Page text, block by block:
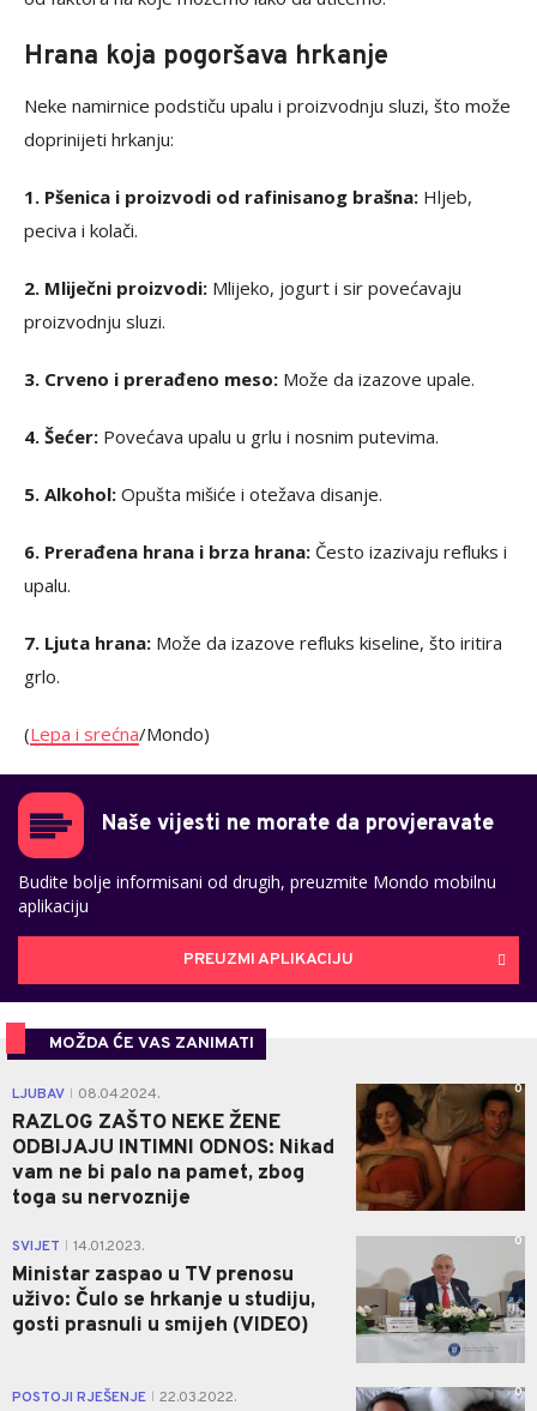
Hrana koja pogoršava hrkanje
Neke namirnice podstiču upalu i proizvodnju sluzi, što može
doprinijeti hrkanju:
1. Pšenica i proizvodi od rafinisanog brašna: Hljeb,
peciva i kolači.
2. Mliječni proizvodi: Mlijeko, jogurt i sir povećavaju
proizvodnju sluzi.
3. Crveno i prerađeno meso: Može da izazove upale.
4. Šećer: Povećava upalu u grlu i nosnim putevima.
5. Alkohol: Opušta mišiće i otežava disanje.
6. Prerađena hrana i brza hrana: Često izazivaju refluks i
upalu.
7. Ljuta hrana: Može da izazove refluks kiseline, što iritira
grlo.
(Lepa i srećna/Mondo)
Naše vijesti ne morate da provjeravate
Budite bolje informisani od drugih, preuzmite Mondo mobilnu
aplikaciju
PREUZMI APLIKACIJU
MOŽDA ĆE VAS ZANIMATI
LJUBAV 08.04.2024.
RAZLOG ZAŠTO NEKE ŽENE
ODBIJAJU INTIMNI ODNOS: Nikad
vam ne bi palo na pamet, zbog
toga su nervoznije
0
SVIJET 14.01.2023.
Ministar zaspao u TV prenosu
uživo: Čulo se hrkanje u studiju,
gosti prasnuli u smijeh (VIDEO)
0
POSTOJI RJEŠENJE 22.03.2022. 0